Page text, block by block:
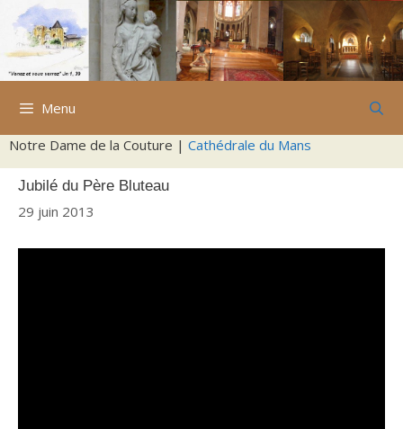
Aller
contenu
Menu
Notre Dame de la Couture | Cathédrale du Mans
Jubilé du Père Bluteau
29 juin 2013